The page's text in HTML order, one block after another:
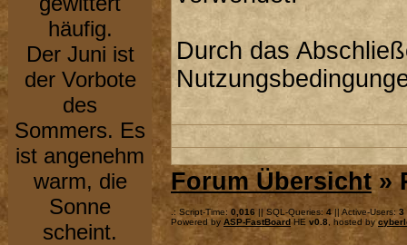
häufig.
Der Juni ist
der Vorbote
des
Sommers. Es
ist angenehm
warm, die
Sonne
scheint.
Durch das
Forum Übersicht»
.: Script-Time: 0,016 || SQL-Queries: 4 || Active-Users: 3
Powered by ASP-FastBoard HE v0.8 , hosted by